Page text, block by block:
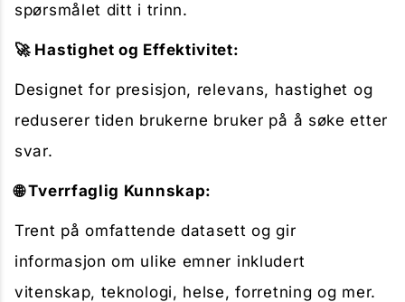
spørsmålet ditt i trinn.
🚀 Hastighet og Effektivitet:
Designet for presisjon, relevans, hastighet og
reduserer tiden brukerne bruker på å søke etter
svar.
🌐 Tverrfaglig Kunnskap:
Trent på omfattende datasett og gir
informasjon om ulike emner inkludert
vitenskap, teknologi, helse, forretning og mer.